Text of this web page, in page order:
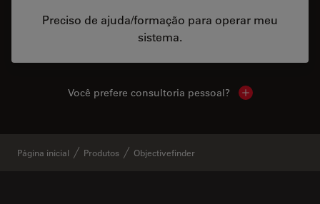
Preciso de ajuda/formação para operar meu
sistema.
Você prefere consultoria pessoal? Show local
Página inicial Produtos Objectivefinder